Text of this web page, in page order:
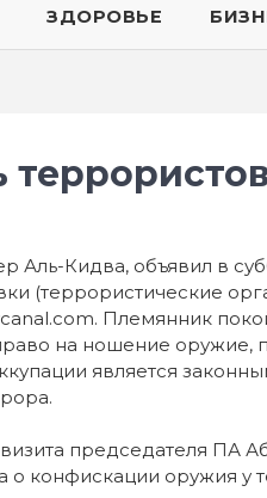
ЗДОРОВЬЕ
террористов
Аль-Кидва, объявил в
(террористические
Племянник
на ношение оружие,
является
председателя ПА
конфискации оружия у